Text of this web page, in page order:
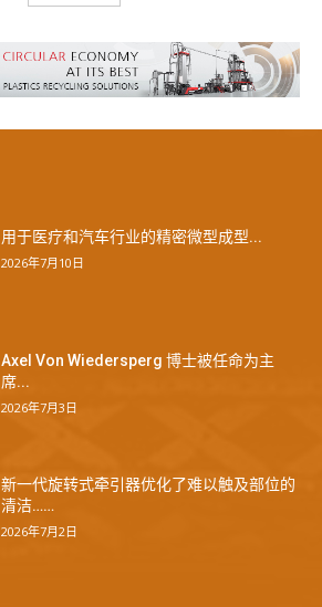
用于医疗和汽车行业的精密微型成型...
2026年7月10日
Axel Von Wiedersperg 博士被任命为主
席...
2026年7月3日
新一代旋转式牵引器优化了难以触及部位的
清洁……
2026年7月2日